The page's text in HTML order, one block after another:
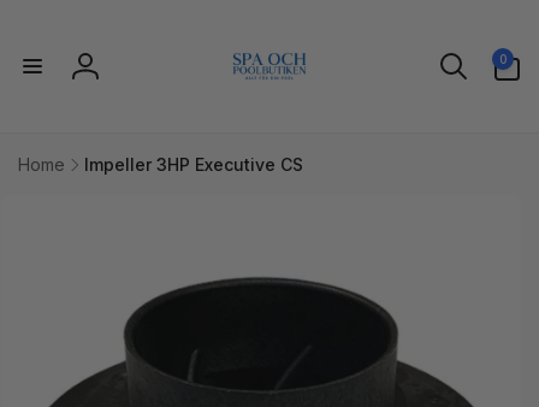
Log
0
varer
Home
Impeller 3HP Executive CS